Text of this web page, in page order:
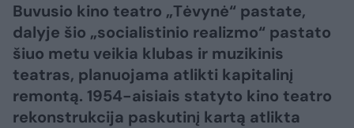
Buvusio kino teatro „Tėvynė“ pastate,
dalyje šio „socialistinio realizmo“ pastato
šiuo metu veikia klubas ir muzikinis
teatras, planuojama atlikti kapitalinį
remontą. 1954-aisiais statyto kino teatro
rekonstrukcija paskutinį kartą atlikta